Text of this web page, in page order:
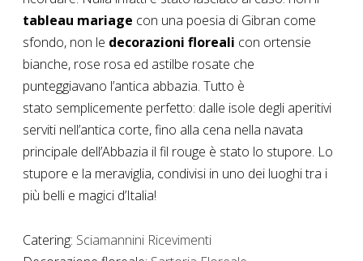
tableau mariage con una poesia di Gibran come
sfondo, non le decorazioni floreali con ortensie
bianche, rose rosa ed astilbe rosate che
punteggiavano l’antica abbazia. Tutto è
stato semplicemente perfetto: dalle isole degli aperitivi
serviti nell’antica corte, fino alla cena nella navata
principale dell’Abbazia il fil rouge è stato lo stupore. Lo
stupore e la meraviglia, condivisi in uno dei luoghi tra i
più belli e magici d’Italia!
Catering: Sciamannini Ricevimenti